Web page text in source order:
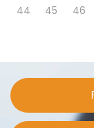
44
45 46